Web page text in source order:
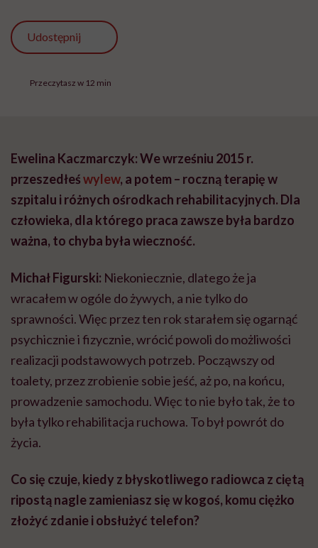
Udostępnij
Przeczytasz w 12 min
Ewelina Kaczmarczyk: We wrześniu 2015 r.
przeszedłeśwylew, a potem – roczną terapię w
szpitalu i różnych ośrodkach rehabilitacyjnych. Dla
człowieka, dla którego praca zawsze była bardzo
ważna, to chyba była wieczność.
Michał Figurski: Niekoniecznie, dlatego że ja
wracałem w ogóle do żywych, a nie tylko do
sprawności. Więc przez ten rok starałem się ogarnąć
psychicznie i fizycznie, wrócić powoli do możliwości
realizacji podstawowych potrzeb. Począwszy od
toalety, przez zrobienie sobie jeść, aż po, na końcu,
prowadzenie samochodu. Więc to nie było tak, że to
była tylko rehabilitacja ruchowa. To był powrót do
życia.
Co się czuje, kiedy z błyskotliwego radiowca z ciętą
ripostą nagle zamieniasz się w kogoś, komu ciężko
złożyć zdanie i obsłużyć telefon?